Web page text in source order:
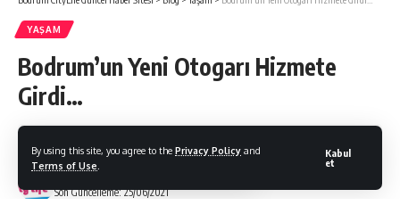
By using this site, you agree to the Privacy Policy and
Terms of Use
Kabul
et
YAŞAM
Bodrum’un Yeni Otogarı Hizmete
Girdi…
Son Güncelleme: 25/06/2021
Bodrum Citylife